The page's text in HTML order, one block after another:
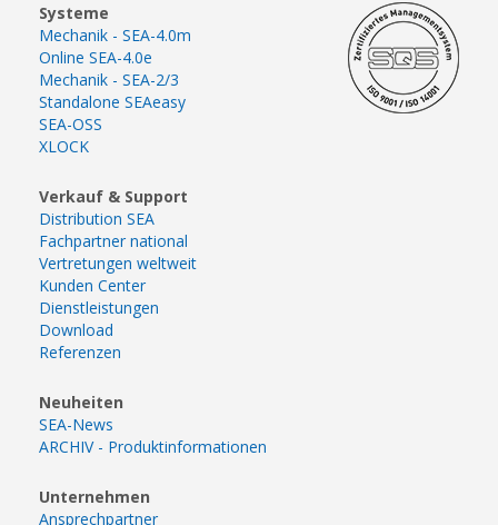
Systeme
Mechanik - SEA-4.0m
Online SEA-4.0e
Mechanik - SEA-2/3
Standalone SEAeasy
SEA-OSS
XLOCK
Verkauf & Support
Distribution SEA
Fachpartner national
Vertretungen weltweit
Kunden Center
Dienstleistungen
Download
Referenzen
Neuheiten
SEA-News
ARCHIV - Produktinformationen
Unternehmen
Ansprechpartner